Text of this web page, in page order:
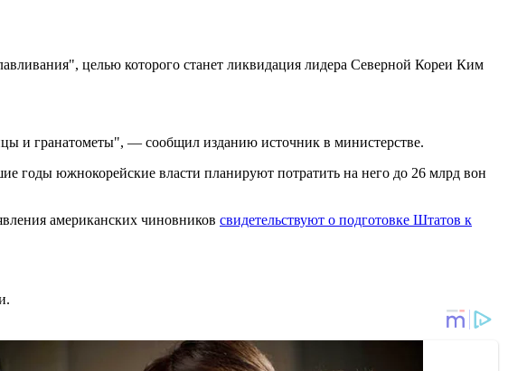
целью которого станет ликвидация лидера Северной Кореи Ким
и гранатометы", — сообщил изданию источник в министерстве.
годы южнокорейские власти планируют потратить на него до 26 млрд вон
американских чиновников свидетельствуют о подготовке Штатов к